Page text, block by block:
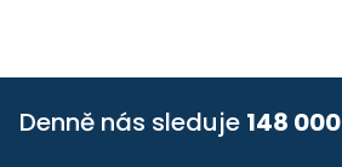
Denně nás sleduje 148 000